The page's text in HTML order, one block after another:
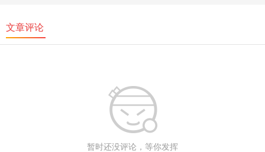
文章评论
暂时还没评论，等你发挥